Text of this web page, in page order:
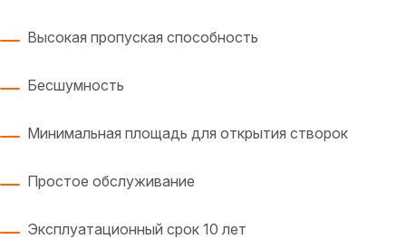
Высокая пропуская способность
Бесшумность
Минимальная площадь для открытия створок
Простое обслуживание
Эксплуатационный срок 10 лет